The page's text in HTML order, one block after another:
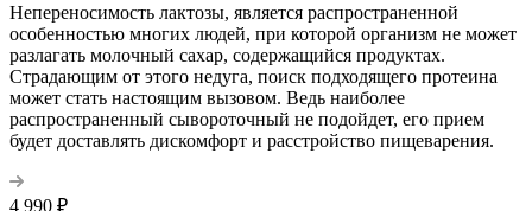
Непереносимость лактозы, является распространенной
особенностью многих людей, при которой организм не может
разлагать молочный сахар, содержащийся продуктах.
Страдающим от этого недуга, поиск подходящего протеина
может стать настоящим вызовом. Ведь наиболее
распространенный сывороточный не подойдет, его прием
будет доставлять дискомфорт и расстройство пищеварения.
4 990 ₽